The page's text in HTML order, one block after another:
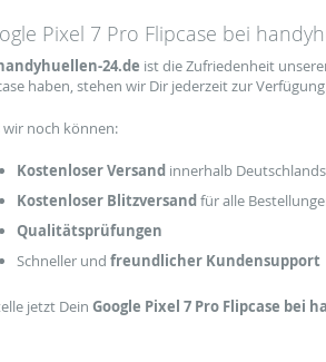
Pixel 7 Pro Flipcase bei
handyhuellen-24.de ist die Zufriedenheit
haben, stehen wir Dir jederzeit zur
wir noch können:
Kostenloser Versand innerhalb Deutschlands
Kostenloser Blitzversand für alle
Qualitätsprüfungen
Schneller und freundlicher Kundensupport
jetzt Dein Google Pixel 7 Pro Flipcase bei